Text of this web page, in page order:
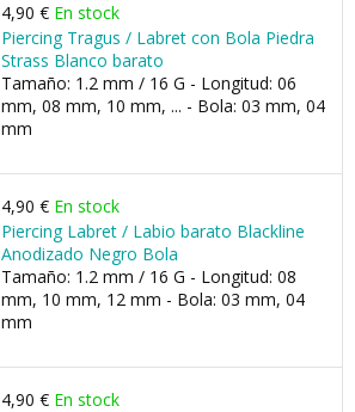
4,90 € En stock
Piercing Tragus / Labret con Bola Piedra
Strass Blanco barato
Tamaño: 1.2 mm / 16 G - Longitud: 06
mm, 08 mm, 10 mm, ... - Bola: 03 mm, 04
mm
4,90 € En stock
Piercing Labret / Labio barato Blackline
Anodizado Negro Bola
Tamaño: 1.2 mm / 16 G - Longitud: 08
mm, 10 mm, 12 mm - Bola: 03 mm, 04
mm
4,90 € En stock